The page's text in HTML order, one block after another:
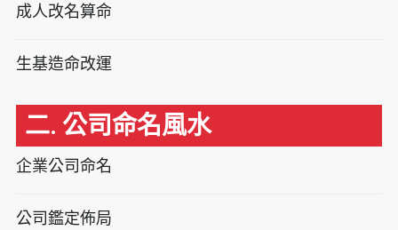
成人改名算命
生基造命改運
二. 公司命名風水
企業公司命名
公司鑑定佈局